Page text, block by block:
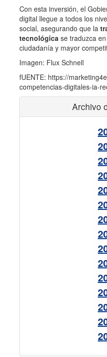
Con esta inversión, el
digital llegue a todos los
social, asegurando que la
tecnológica se traduzca
ciudadanía y mayor
Imagen: Flux Schnell
fUENTE: https://
competencias-digitales-ia-
Archivo